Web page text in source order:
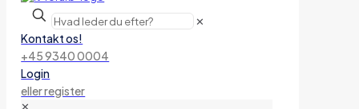
✕
Kontakt os!
+45 9340 0004
Login
eller register